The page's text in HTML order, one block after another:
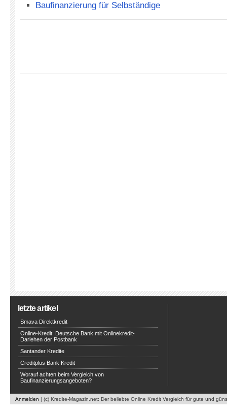
Baufinanzierung für Selbständige
letzte artikel
Smava Direktkredit
Online-Kredit: Deutsche Bank mit Onlinekredit-
Darlehen der Postbank
Santander Kredite
Creditplus Bank Kredit
Worauf achten beim Vergleich von
Baufinanzierungsangeboten?
Anmelden | (c) Kredite-Magazin.net: Der beliebte Online Kredit Vergleich für gute und